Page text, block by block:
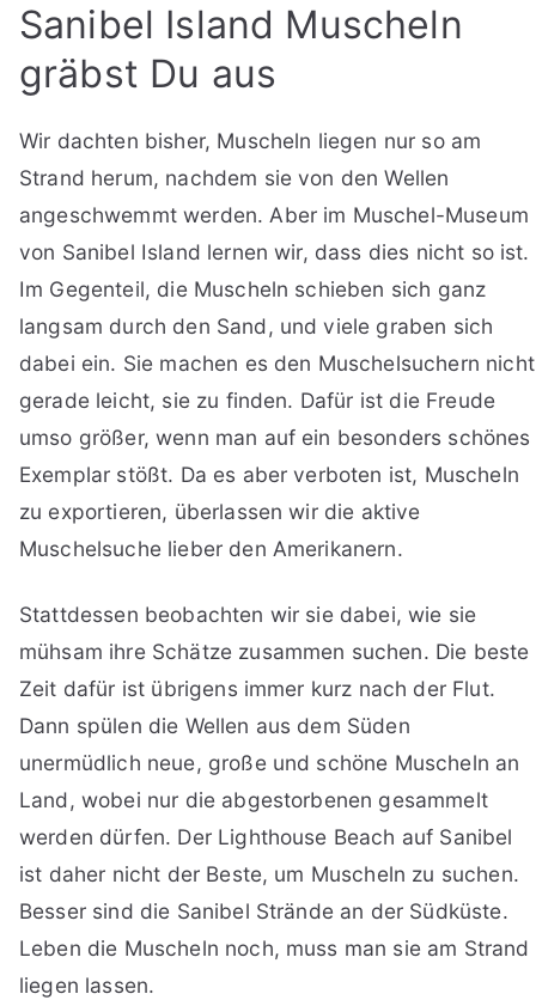
Sanibel Island Muscheln
gräbst Du aus
Wir dachten bisher, Muscheln liegen nur so am
Strand herum, nachdem sie von den Wellen
angeschwemmt werden. Aber im Muschel-Museum
von Sanibel Island lernen wir, dass dies nicht so ist.
Im Gegenteil, die Muscheln schieben sich ganz
langsam durch den Sand, und viele graben sich
dabei ein. Sie machen es den Muschelsuchern nicht
gerade leicht, sie zu finden. Dafür ist die Freude
umso größer, wenn man auf ein besonders schönes
Exemplar stößt. Da es aber verboten ist, Muscheln
zu exportieren, überlassen wir die aktive
Muschelsuche lieber den Amerikanern.
Stattdessen beobachten wir sie dabei, wie sie
mühsam ihre Schätze zusammen suchen. Die beste
Zeit dafür ist übrigens immer kurz nach der Flut.
Dann spülen die Wellen aus dem Süden
unermüdlich neue, große und schöne Muscheln an
Land, wobei nur die abgestorbenen gesammelt
werden dürfen. Der Lighthouse Beach auf Sanibel
ist daher nicht der Beste, um Muscheln zu suchen.
Besser sind die Sanibel Strände an der Südküste.
Leben die Muscheln noch, muss man sie am Strand
liegen lassen.